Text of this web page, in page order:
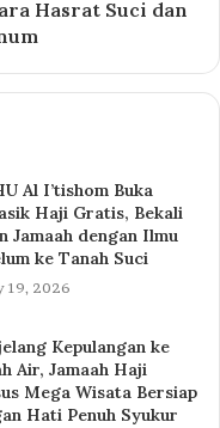
Hasrat Suci dan
Al I’tishom Buka
Haji Gratis, Bekali
Jamaah dengan Ilmu
ke Tanah Suci
19, 2026
Kepulangan ke
Air, Jamaah Haji
Mega Wisata Bersiap
Hati Penuh Syukur